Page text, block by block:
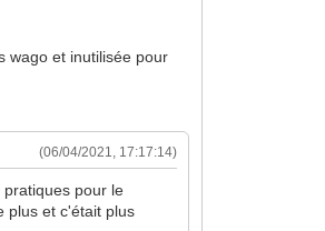
wago et inutilisée pour
(06/04/2021, 17:17:14)
pour le
plus et c'était plus